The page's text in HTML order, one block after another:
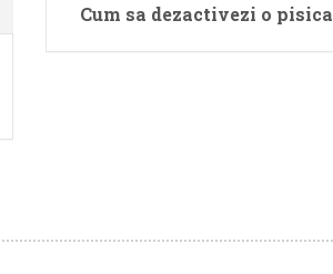
Cum sa dezactivezi o pisica